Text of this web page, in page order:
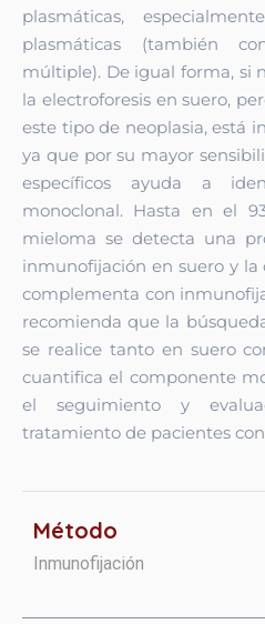
plasmáticas,
plasmáticas (también
múltiple). De igual forma, si
la electroforesis en suero,
este tipo de neoplasia, está
ya que por su mayor
específicos ayuda a
monoclonal. Hasta en el
mieloma se detecta una
inmunofijación en suero y la
complementa con
recomienda que la
se realice tanto en suero
cuantifica el componente
el seguimiento y
tratamiento de pacientes
Método
Inmunofijación